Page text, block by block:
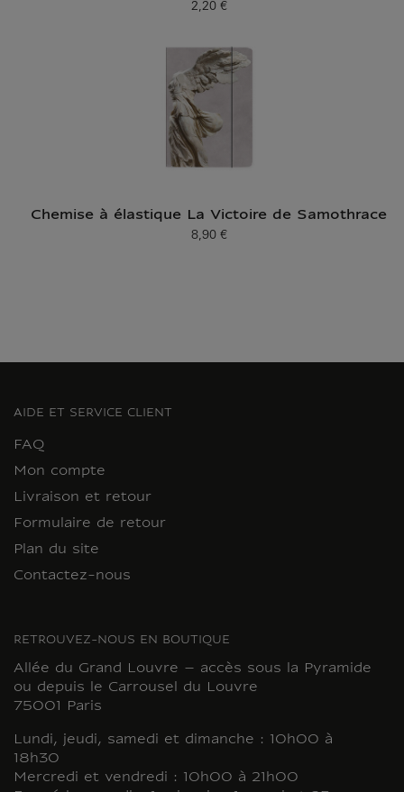
Prix ​​actuel
2,20 €
Chemise à élastique La Victoire de Samothrace
Prix ​​actuel
8,90 €
AIDE ET SERVICE CLIENT
FAQ
Mon compte
Livraison et retour
Formulaire de retour
Plan du site
Contactez-nous
RETROUVEZ-NOUS EN BOUTIQUE
Allée du Grand Louvre – accès sous la Pyramide
ou depuis le Carrousel du Louvre
75001 Paris
Lundi, jeudi, samedi et dimanche : 10h00 à
18h30
Mercredi et vendredi : 10h00 à 21h00